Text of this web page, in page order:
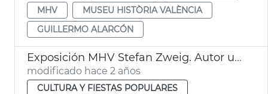
MHV
MUSEU HISTÒRIA VALÈNCIA
GUILLERMO ALARCÓN
Exposición MHV Stefan Zweig. Autor universal
modificado hace 2 años
CULTURA Y FIESTAS POPULARES